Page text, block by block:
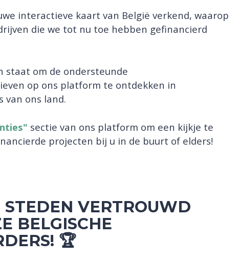
interactieve kaart van België verkend, waarop
die we tot nu toe hebben gefinancierd
staat om de ondersteunde
op ons platform te ontdekken in
van ons land.
sectie van ons platform om een kijkje te
projecten bij u in de buurt of elders!
VERTROUWD
BELGISCHE
🏆